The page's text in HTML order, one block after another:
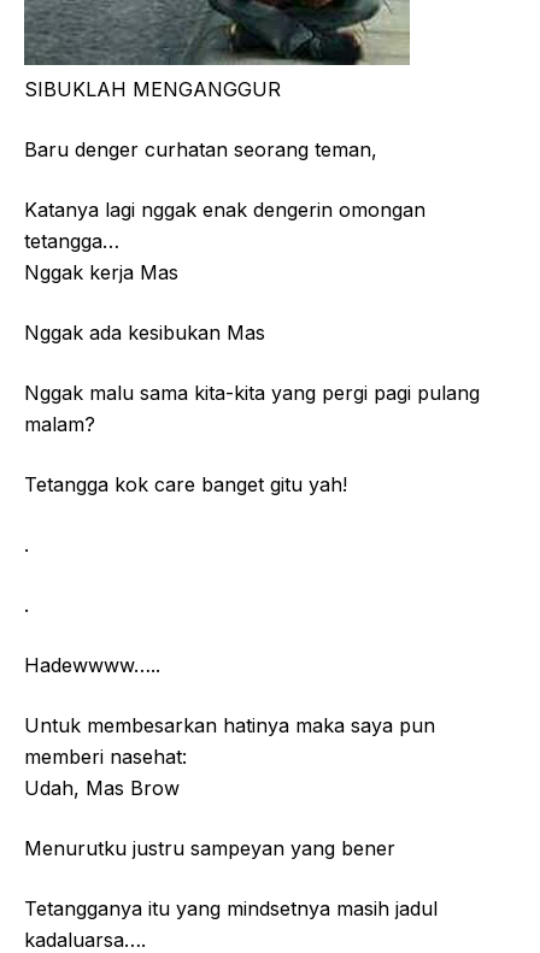
SIBUKLAH MENGANGGUR
Baru denger curhatan seorang teman,
Katanya lagi nggak enak dengerin omongan
tetangga…
Nggak kerja Mas
Nggak ada kesibukan Mas
Nggak malu sama kita-kita yang pergi pagi pulang
malam?
Tetangga kok care banget gitu yah!
.
.
Hadewwww…..
Untuk membesarkan hatinya maka saya pun
memberi nasehat:
Udah, Mas Brow
Menurutku justru sampeyan yang bener
Tetangganya itu yang mindsetnya masih jadul
kadaluarsa….